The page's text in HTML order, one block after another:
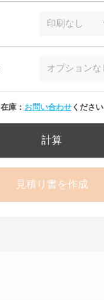
在庫： お問い合わせください
計算
見積り書を作成